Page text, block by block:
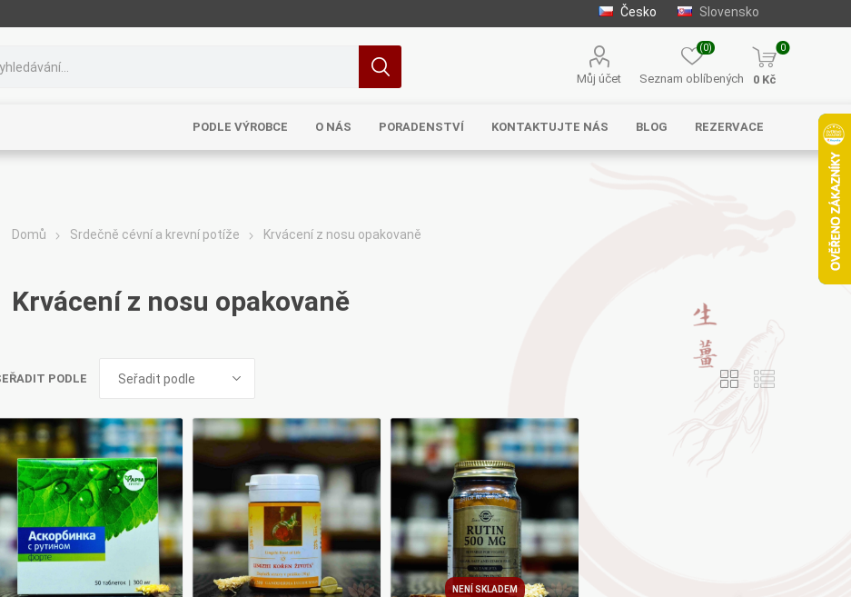
Česko Slovensko
Můj účet Seznam oblíbených
(0) 0
0 Kč
PODLE VÝROBCE
Henan Wanxi
Lavylites
Bylinné
kapky
Lakshmi-
Narayan
Korejský
ženšen
Health Link
O NÁS PORADENSTVÍ KONTAKTUJTE NÁS BLOG REZERVACE
Domů Srdečně cévní a krevní potíže Krvácení z nosu opakovaně
Krvácení z nosu opakovaně
PODLE
NENÍ SKLADEM